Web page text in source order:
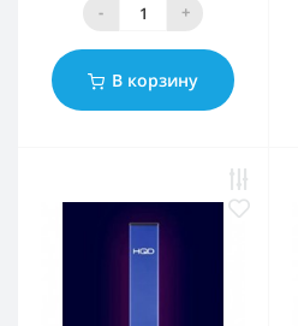
- +
В корзину